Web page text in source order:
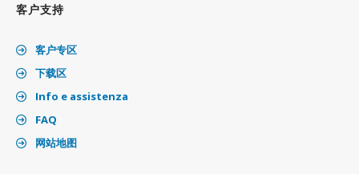
客户支持
客户专区
下载区
Info e assistenza
FAQ
网站地图